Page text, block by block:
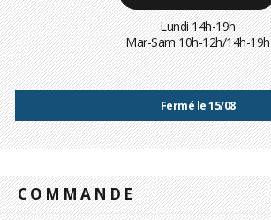
Lundi 14h-19h
Mar-Sam 10h-12h/14h-19h
Fermé le 15/08
COMMANDE